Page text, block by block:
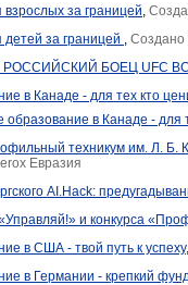
за границей,
за границей , Создано
БОЕЦ UFC
в Канаде - для тех кто
образование в Канаде - для
техникум им. Л. Б.
Евразия
AI.Hack:
и конкурса
в США - твой путь к успеху,
в Германии - крепкий